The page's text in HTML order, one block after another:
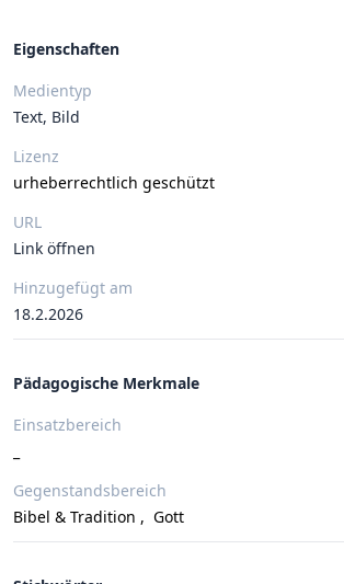
Eigenschaften
Medientyp
Text, Bild
Lizenz
urheberrechtlich geschützt
URL
Link öffnen
Hinzugefügt am
18.2.2026
Pädagogische Merkmale
Einsatzbereich
Gegenstandsbereich
Bibel & Tradition , Gott